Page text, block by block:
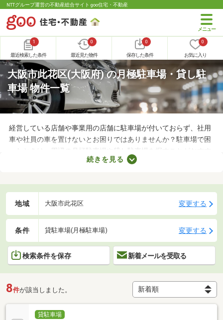
NTTグループ運営の不動産総合サイト goo住宅・不動産
1
最近検索した条件
0
最近見た物件
0
保存した条件
0
お気に入り
大阪市此花区(大阪府) の月極駐車場・貸し駐
車場 物件一覧
経営している店舗や事業用の店舗に駐車場が付いておらず、社用
車や社員の車を置けないとお困りではありませんか？駐車場で困
ったときは、周辺の月極駐車場や貸し駐車場を探すことがおすす
め。店舗や事務所から近い場所に駐車スペースを確保できれば、
介するので、立地をチェックしてみましょう。
続きを見る
地域 大阪市此花区 変更する
条件 貸駐車場(月極駐車場) 変更する
検索条件を保存 新着メールを受取る
8件が該当しました。
貸駐車場